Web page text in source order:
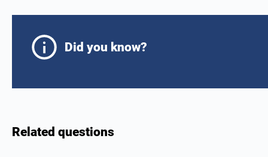
Did you know?
Related questions